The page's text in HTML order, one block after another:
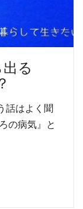
る
話はよく聞
の病気』と